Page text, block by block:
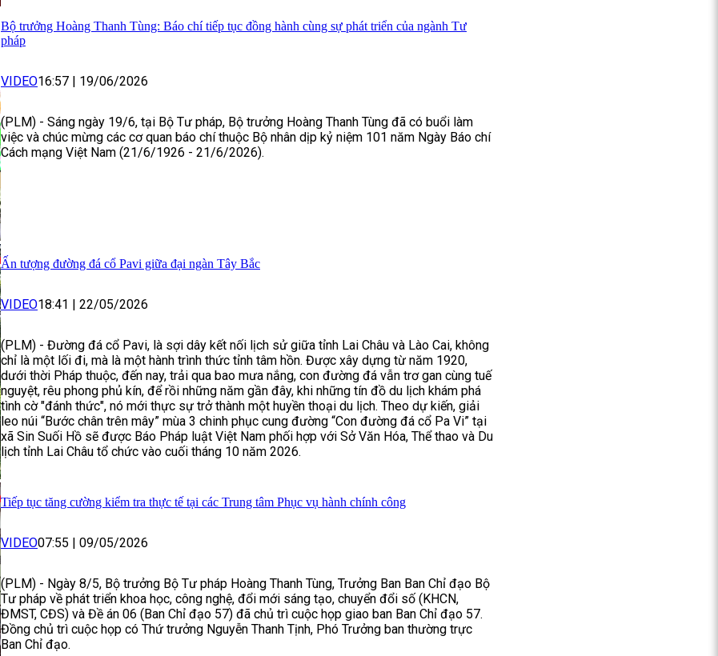
Bộ trưởng Hoàng Thanh Tùng: Báo chí tiếp tục đồng hành cùng sự phát triển của ngành Tư
pháp
VIDEO16:57 | 19/06/2026
(PLM) - Sáng ngày 19/6, tại Bộ Tư pháp, Bộ trưởng Hoàng Thanh Tùng đã có buổi làm
việc và chúc mừng các cơ quan báo chí thuộc Bộ nhân dịp kỷ niệm 101 năm Ngày Báo chí
Cách mạng Việt Nam (21/6/1926 - 21/6/2026).
Ấn tượng đường đá cổ Pavi giữa đại ngàn Tây Bắc
VIDEO18:41 22/05/2026
(PLM) - Đường đá cổ Pavi, là sợi dây kết nối lịch sử giữa tỉnh Lai Châu và Lào Cai, không
chỉ là một lối đi, mà là một hành trình thức tỉnh tâm hồn. Được xây dựng từ năm 1920,
dưới thời Pháp thuộc, đến nay, trải qua bao mưa nắng, con đường đá vẫn trơ gan cùng tuế
nguyệt, rêu phong phủ kín, để rồi những năm gần đây, khi những tín đồ du lịch khám phá
tình cờ "đánh thức", nó mới thực sự trở thành một huyền thoại du lịch. Theo dự kiến, giải
leo núi “Bước chân trên mây” mùa 3 chinh phục cung đường “Con đường đá cổ Pa Vi” tại
xã Sin Suối Hồ sẽ được Báo Pháp luật Việt Nam phối hợp với Sở Văn Hóa, Thể thao và Du
lịch tỉnh Lai Châu tổ chức vào cuối tháng 10 năm 2026.
Tiếp tục tăng cường kiểm tra thực tế tại các Trung tâm Phục vụ hành chính công
VIDEO07:55 | 09/05/2026
(PLM) - Ngày 8/5, Bộ trưởng Bộ Tư pháp Hoàng Thanh Tùng, Trưởng Ban Ban Chỉ đạo Bộ
Tư pháp về phát triển khoa học, công nghệ, đổi mới sáng tạo, chuyển đổi số (KHCN,
ĐMST, CĐS) và Đề án 06 (Ban Chỉ đạo 57) đã chủ trì cuộc họp giao ban Ban Chỉ đạo 57.
Đồng chủ trì cuộc họp có Thứ trưởng Nguyễn Thanh Tịnh, Phó Trưởng ban thường trực
Ban Chỉ đạo.